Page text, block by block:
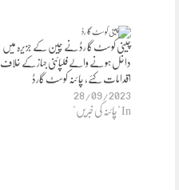
چینی کوسٹ گا رڈ نے چین کے جزیرہ میں
داخل ہو نے والے فلپائنی جہاز کے خلاف
اقدامات کئے، چا ئنہ کوسٹ گارڈ
28/09/2023
In "چائنہ کی خبریں"